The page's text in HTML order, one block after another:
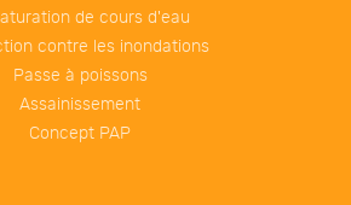
de cours d'eau
contre les inondations
Passe à poissons
Assainissement
Concept PAP